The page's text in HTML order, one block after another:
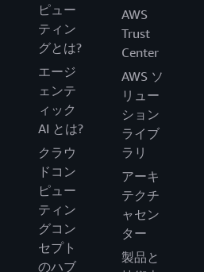
ピュー
ティン
グとは?
エージ
ェンテ
ィック
AI とは?
クラウ
ドコン
ピュー
ティン
グコン
セプト
のハブ
AWS
Trust
Center
AWS ソ
リュー
ション
ライブ
ラリ
アーキ
テクチ
ャセン
ター
製品と